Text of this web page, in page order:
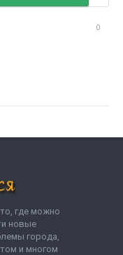
0
где можно
новые
города,
и многом